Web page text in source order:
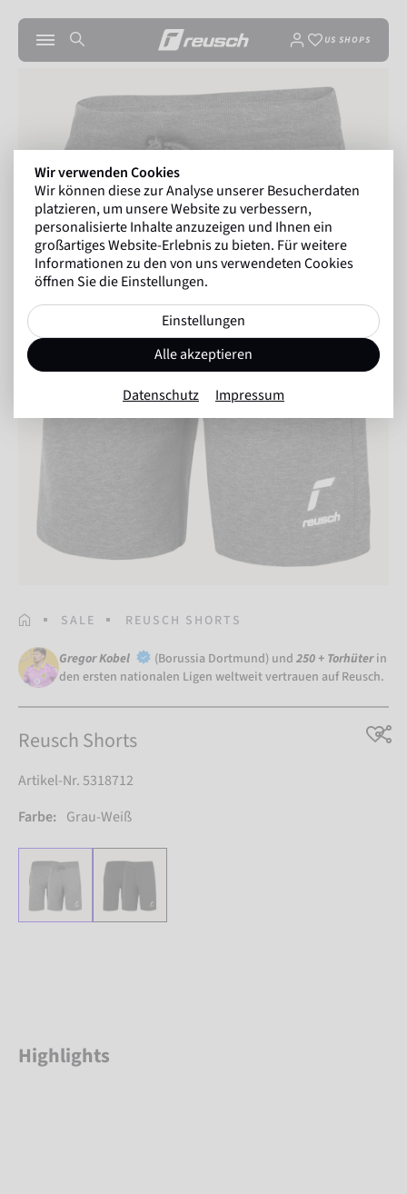
US SHOPS
STARTSEITE
SALE REUSCH SHORTS
Gregor Kobel (Borussia Dortmund) und 250 + Torhüter in
den ersten nationalen Ligen weltweit vertrauen auf Reusch.
Reusch Shorts
Artikel-Nr. 5318712
Farbe: Grau-Weiß
Highlights
Wir verwenden Cookies
Wir können diese zur Analyse unserer Besucherdaten
platzieren, um unsere Website zu verbessern,
personalisierte Inhalte anzuzeigen und Ihnen ein
großartiges Website-Erlebnis zu bieten. Für weitere
Informationen zu den von uns verwendeten Cookies
öffnen Sie die Einstellungen.
Einstellungen
Alle akzeptieren
Datenschutz Impressum